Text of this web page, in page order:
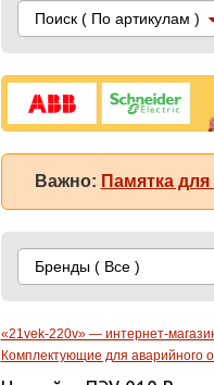
Поиск( По артикулам )
Важно: Памятка
Бренды( Все )
«21vek-220v» — интернет-
Комплектующие для аварийного